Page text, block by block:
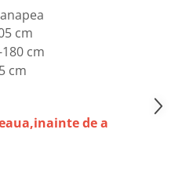
cm
cm
cm
de a